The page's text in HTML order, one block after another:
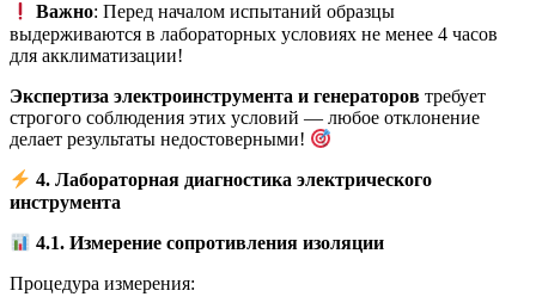
Важно: Перед началом испытаний образцы
выдерживаются в лабораторных условиях не менее 4 часов
для акклиматизации!
Экспертиза электроинструмента и генераторов требует
строгого соблюдения этих условий — любое отклонение
делает результаты недостоверными!
4. Лабораторная диагностика электрического
инструмента
4.1. Измерение сопротивления изоляции
Процедура измерения: